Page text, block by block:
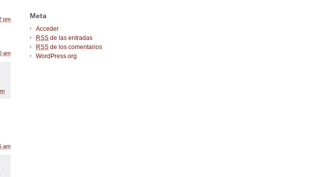
pm
am
am
Meta
Acceder
RSS de las entradas
RSS de los comentarios
WordPress.org